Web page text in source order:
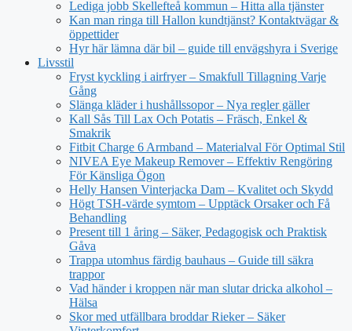
Lediga jobb Skellefteå kommun – Hitta alla tjänster
Kan man ringa till Hallon kundtjänst? Kontaktvägar &
öppettider
Hyr här lämna där bil – guide till envägshyra i Sverige
Livsstil
Fryst kyckling i airfryer – Smakfull Tillagning Varje
Gång
Slänga kläder i hushållssopor – Nya regler gäller
Kall Sås Till Lax Och Potatis – Fräsch, Enkel &
Smakrik
Fitbit Charge 6 Armband – Materialval För Optimal Stil
NIVEA Eye Makeup Remover – Effektiv Rengöring
För Känsliga Ögon
Helly Hansen Vinterjacka Dam – Kvalitet och Skydd
Högt TSH-värde symtom – Upptäck Orsaker och Få
Behandling
Present till 1 åring – Säker, Pedagogisk och Praktisk
Gåva
Trappa utomhus färdig bauhaus – Guide till säkra
trappor
Vad händer i kroppen när man slutar dricka alkohol –
Hälsa
Skor med utfällbara broddar Rieker – Säker